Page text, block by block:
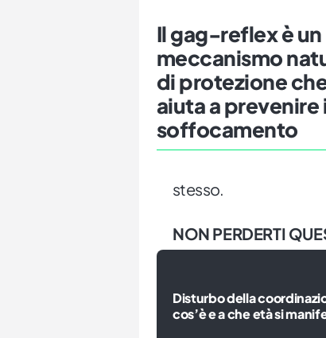
Il gag-reflex è un
meccanismo
di protezione
aiuta a prevenire
soffocamento
stesso.
NON PERDERTI
Disturbo della
cos’è e a che età si